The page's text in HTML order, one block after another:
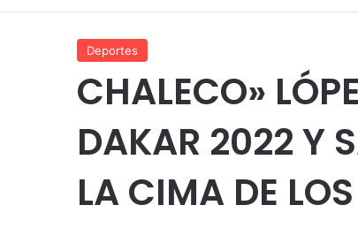
Deportes
CHALECO»
DAKAR 2022 Y
LA CIMA DE